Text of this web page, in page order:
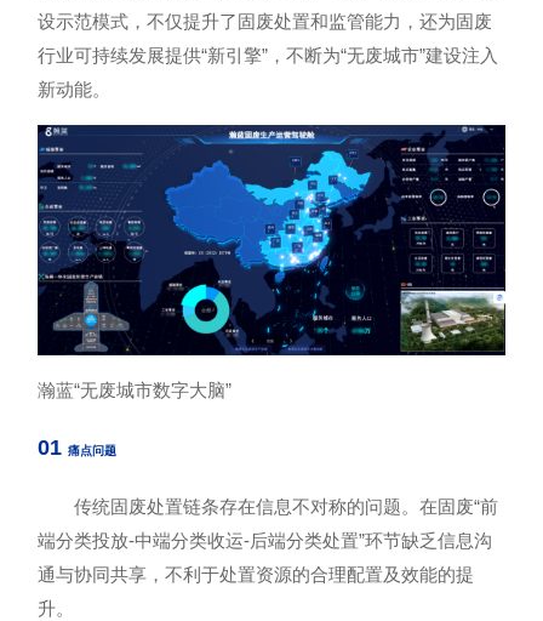
设示范模式，不仅提升了固废处置和监管能力，还为固废
行业可持续发展提供“新引擎”，不断为“无废城市”建设注入
新动能。
瀚蓝“无废城市数字大脑”
01 痛点问题
传统固废处置链条存在信息不对称的问题。在固废“前
端分类投放-中端分类收运-后端分类处置”环节缺乏信息沟
通与协同共享，不利于处置资源的合理配置及效能的提
升。